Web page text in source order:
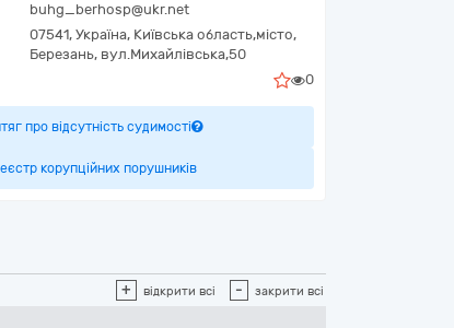
buhg_berhosp@ukr.net
07541, Україна, Київська область,місто,
Березань, вул.Михайлівська,50
0
про відсутність судимості
корупційних порушників
+ відкрити всі - закрити всі